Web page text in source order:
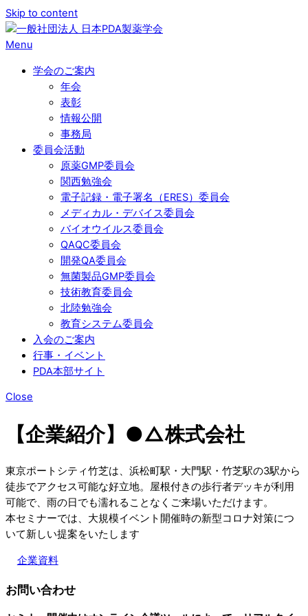
Skip to content
Menu
学会のご案内
年会
表彰
情報公開
事務局
委員会活動
原薬GMP委員会
関西勉強会
電子記録・電子署名（ERES）委員会
メディカル・デバイス委員会
バイオウイルス委員会
QAQC委員会
開発QA委員会
無菌製品GMP委員会
技術教育委員会
北陸勉強会
教育システム委員会
入会のご案内
行事・イベント
PDA本部サイト
Close
【企業紹介】●△株式会社
東京ポートシティ竹芝は、浜松町駅・大門駅・竹芝駅の3駅から
徒歩でアクセス可能な好立地。屋根付きの歩行者デッキが利用
可能で、雨の日でも濡れることなくご来場いただけます。
本セミナーでは、大規模イベント開催時の新型コロナ対策につ
いて新しい提案をいたします
企業資料
お問い合わせ